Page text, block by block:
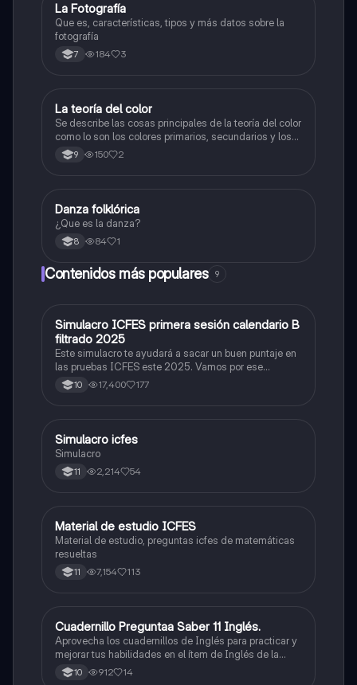
Artes
La Fotografía
Que es, características, tipos y más datos sobre la
fotografía
7 184 3
Artes
La teoría del color
Se describe las cosas principales de la teoría del color
como lo son los colores primarios, secundarios y los
colores cálidos y fríos es un resumen y sus ejemplos
9 150 2
Artes
Danza folklórica
¿Que es la danza?
8 84 1
Contenidos más populares 9
ICFES: Matemáticas
Simulacro ICFES primera sesión calendario B
filtrado 2025
Este simulacro te ayudará a sacar un buen puntaje en
las pruebas ICFES este 2025. Vamos por ese
500/500. Y poder ser admitido en la universidad que
quieras, estudiar la carrera que quieres y no la que te
10 17,400 177
ICFES: Lectura Crítica
Simulacro icfes
Simulacro
11 2,214 54
ICFES: Matemáticas
Material de estudio ICFES
Material de estudio, preguntas icfes de matemáticas
resueltas
11 7,154 113
ICFES: Inglés
Cuadernillo Preguntaa Saber 11 Inglés.
Aprovecha los cuadernillos de Inglés para practicar y
mejorar tus habilidades en el ítem de Inglés de la
Prueba Saber 11. 🫡
10 912 14